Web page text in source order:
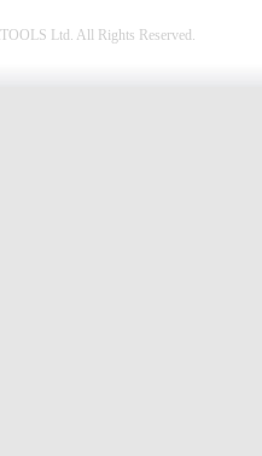
Ltd. All Rights Reserved.